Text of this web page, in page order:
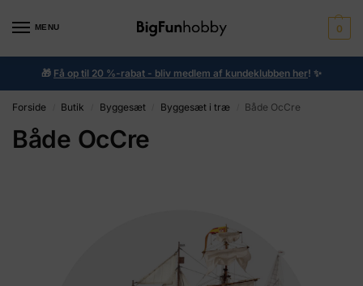
MENU 0
🎁 Få op til 20 %-rabat - bliv medlem af kundeklubben her! ✨
Forside Butik Byggesæt Byggesæt i træ Både OcCre
Både OcCre